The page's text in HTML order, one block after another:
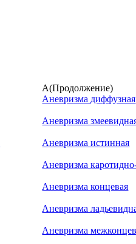
А(Продолжение)
Аневризма диффузная
Аневризма
Аневризма истинная
Аневризма
Аневризма концевая
Аневризма
Аневризма